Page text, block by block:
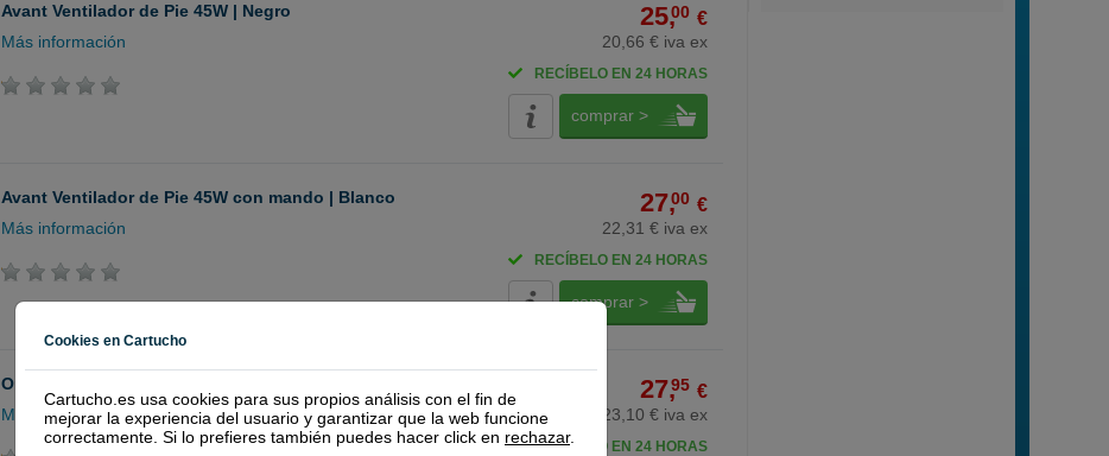
Avant Ventilador de Pie 45W | Negro
Más información
25,00 €
20,66 € iva ex
RECÍBELO EN 24 HORAS
comprar >
Avant Ventilador de Pie 45W con mando | Blanco
Más información
27,00 €
22,31 € iva ex
RECÍBELO EN 24 HORAS
comprar >
Orbegozo SF 1040 ventilador de pie | 40 cm | Blanco
Más información
27,95 €
23,10 € iva ex
RECÍBELO EN 24 HORAS
Cookies en Cartucho
Cartucho.es usa cookies para sus propios análisis con el fin de
mejorar la experiencia del usuario y garantizar que la web funcione
correctamente. Si lo prefieres también puedes hacer click en rechazar.